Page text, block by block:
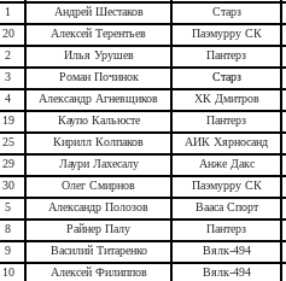
1
Андрей Шестаков Старз
20
Алексей Терентьев Паэмурру СК
2
Илья Урушев Пантерз
3
Роман Починок Старз
4
Александр Агневщиков ХК Дмитров
19
Каупо Кальюсте Пантерз
25
Кирилл Колпаков АИК Хярносанд
29
Лаури Лахесалу Анже Дакс
30
Олег Смирнов Паэмурру СК
5
Александр Полозов Вааса Спорт
8
Райнер Палу Пантерз
9
Василий Титаренко Вялк-494
10
Алексей Филиппов Вялк-494